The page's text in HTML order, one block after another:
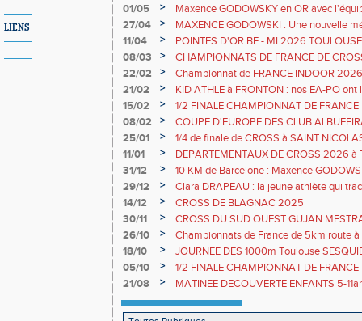
LIENS
longueur pour Mattéo VERVELLE
01/05 >
Maxence GODOWSKY en OR avec
27/04
>
MAXENCE GODOWSKI : Une nouvelle
sélection avec l'équipe de FRANCE
11/04 >
POINTES D'OR BE - MI 2026
08/03
>
CHAMPIONNATS DE FRANCE DE
22/02
>
Championnat de FRANCE INDOOR
21/02
>
KID ATHLE à FRONTON : nos EA-PO ont
15/02
>
1/2 FINALE CHAMPIONNAT DE FRANCE
08/02
>
COUPE D'EUROPE DES CLUB
par équipe avec le GTA
25/01 >
1/4 de finale de CROSS à SAINT
11/01
>
DEPARTEMENTAUX DE CROSS 2026 à
31/12
>
10 KM de Barcelone : Maxence
29/12
>
Clara DRAPEAU : la jeune athlète qui
14/12
>
CROSS DE BLAGNAC 2025
30/11
>
CROSS DU SUD OUEST GUJAN
26/10
>
Championnats de France de 5km route
Clara DRAPEAU
18/10 >
JOURNEE DES 1000m Toulouse
05/10
>
1/2 FINALE CHAMPIONNAT DE
21/08
>
MATINEE DECOUVERTE ENFANTS 5-